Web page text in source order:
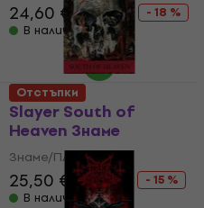
24,60 €29,90 €
- 18 %
В наличност
Slayer South of
Heaven Знаме
Знаме/Плакат
25,50 € 29,90 €
- 15 %
В наличност
Отстъпки